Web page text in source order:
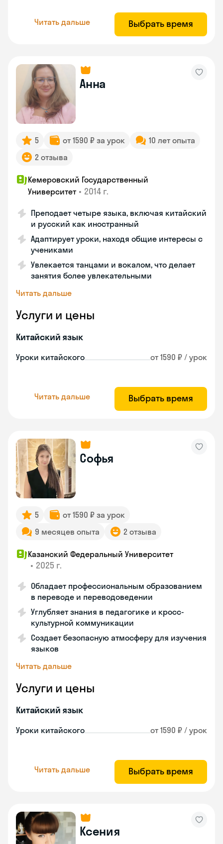
Читать дальше Выбрать время
Анна
5 от 1590 ₽ за урок
10 лет опыта
2 отзыва
Кемеровский Государственный
Университет • 2014 г.
Преподает четыре языка, включая китайский
и русский как иностранный
Адаптирует уроки, находя общие интересы с
учениками
Увлекается танцами и вокалом, что делает
занятия более увлекательными
Читать дальше
Услуги и цены
Китайский язык
Уроки китайского от 1590 ₽ / урок
Читать дальше Выбрать время
Софья
5
от 1590 ₽ за урок
9 месяцев опыта
2 отзыва
Казанский Федеральный Университет
• 2025 г.
Обладает профессиональным образованием
в переводе и переводоведении
Углубляет знания в педагогике и кросс-
культурной коммуникации
Создает безопасную атмосферу для изучения
языков
Читать дальше
Услуги и цены
Китайский язык
Уроки китайского от 1590 ₽ / урок
Читать дальше Выбрать время
Ксения